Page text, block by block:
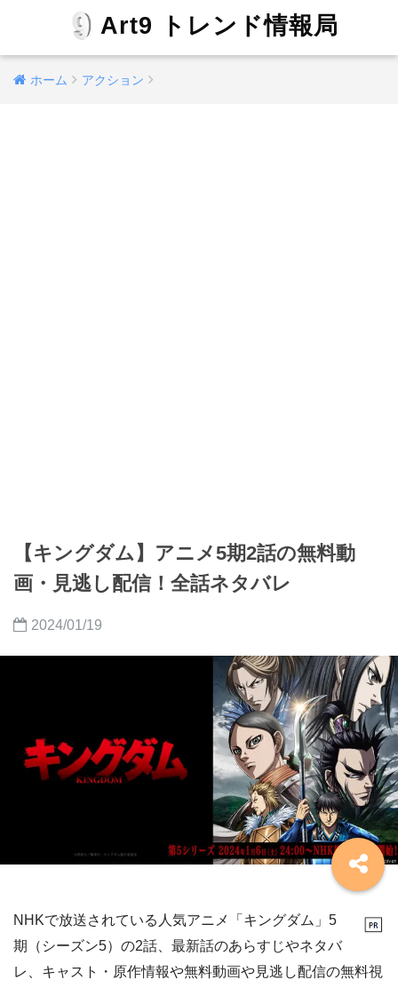
Art9 トレンド情報局
ホーム アクション
【キングダム】アニメ5期2話の無料動
画・見逃し配信！全話ネタバレ
2024/01/19
NHKで放送されている人気アニメ「キングダム」5
期（シーズン5）の2話、最新話のあらすじやネタバ
レ、キャスト・原作情報や無料動画や見逃し配信の無料視